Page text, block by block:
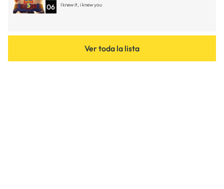
06 I knew it, i knew you
Ver toda la lista